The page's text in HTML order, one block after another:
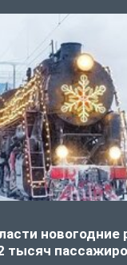
новогодние
тысяч